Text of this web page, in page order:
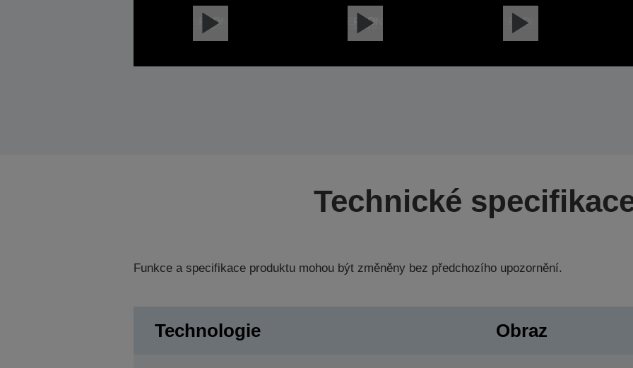
Technické
Funkce a specifikace produktu mohou být změněny bez předchozího upozornění.
Technologie Obraz